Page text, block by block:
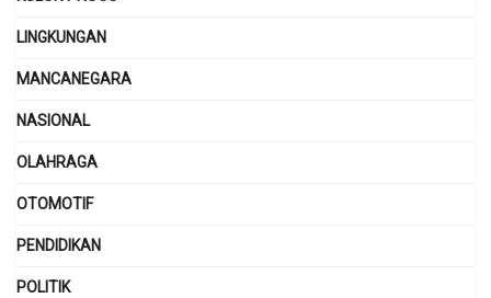
LINGKUNGAN
MANCANEGARA
NASIONAL
OLAHRAGA
OTOMOTIF
PENDIDIKAN
POLITIK